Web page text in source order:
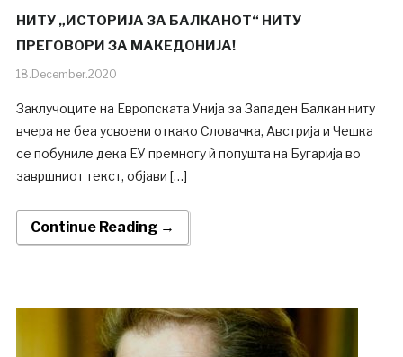
НИТУ „ИСТОРИЈА ЗА БАЛКАНОТ“ НИТУ
ПРЕГОВОРИ ЗА МАКЕДОНИЈА!
18.December.2020
Заклучоците на Европската Унија за Западен Балкан ниту
вчера не беа усвоени откако Словачка, Австрија и Чешка
се побуниле дека ЕУ премногу ѝ попушта на Бугарија во
завршниот текст, објави […]
Continue Reading →